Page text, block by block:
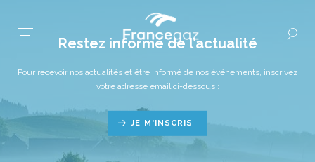
Restez informé de l’actualité
Pour recevoir nos actualités et être informé de nos événements, inscrivez
votre adresse email ci-dessous :
JE M'INSCRIS